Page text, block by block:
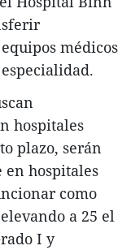
médicos
hospitales
plazo, serán
en hospitales
como
a 25 el
I y